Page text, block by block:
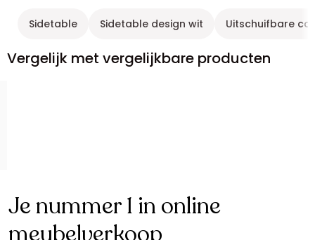
Sidetable Sidetable design wit Uitschuifbare
Vergelijk met vergelijkbare producten
Je nummer 1 in online